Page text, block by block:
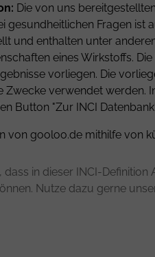
Die von uns
gesundheitlichen Fragen
und enthalten unter
eines Wirkstoffs.
vorliegen. Die
Zwecke verwendet werden.
Button "Zur INCI
von gooloo.de mithilfe von
dass in dieser INCI-
Nutze dazu gerne